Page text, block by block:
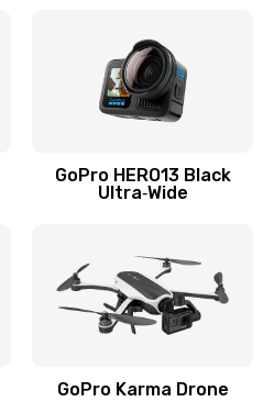
GoPro HERO13 Black
Ultra‑Wide
GoPro Karma Drone